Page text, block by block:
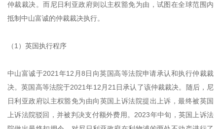
仲裁裁决。而尼日利亚政府则以主权豁免为由，试图在全球范围内
抵制中山富诚的仲裁裁决执行。
（1）英国执行程序
中山富诚于2021年12月8日向英国高等法院申请承认和执行仲裁裁
决。英国高等法院于2021年12月21日承认了该仲裁裁决。随后，尼
日利亚政府以主权豁免为由向英国上诉法院提出上诉，最终被英国
上诉法院驳回，并被判决支付额外费用。2023年中旬，英国上诉法